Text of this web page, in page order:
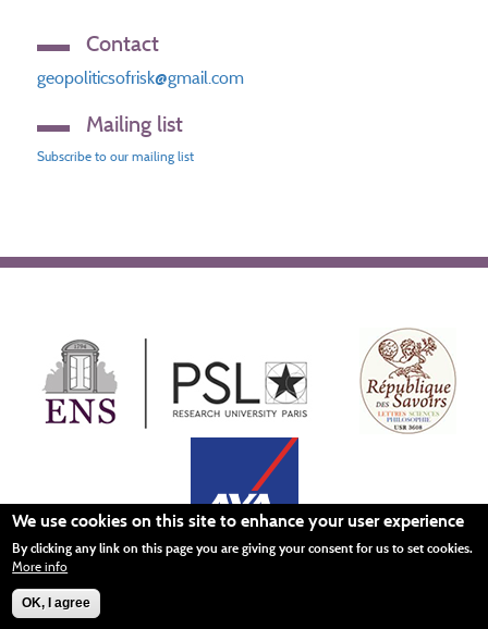
Contact
geopoliticsofrisk@gmail.com
Mailing list
Subscribe to our mailing list
Menu
We use cookies on this site to enhance your user experience
By clicking any link on this page you are giving your consent for us to set cookies.
More info
OK, I agree